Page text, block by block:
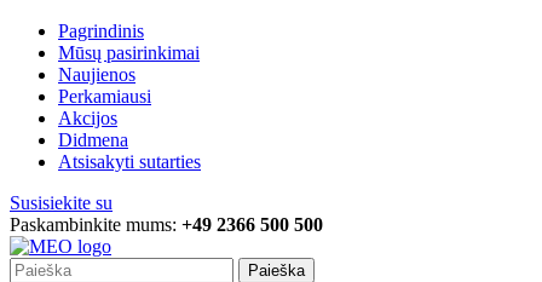
Pagrindinis
Mūsų pasirinkimai
Naujienos
Perkamiausi
Akcijos
Didmena
Atsisakyti sutarties
Susisiekite su
Paskambinkite mums: +49 2366 500 500
Paieška